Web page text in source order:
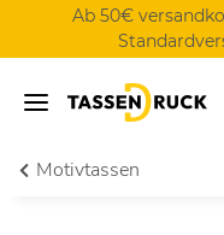
Ab 50€
Motivtassen